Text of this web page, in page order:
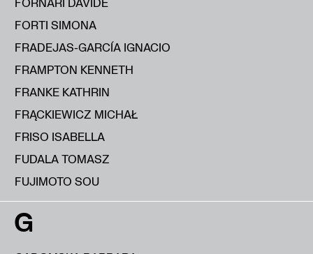
FORTI SIMONA
FRADEJAS-GARCÍA IGNACIO
FRAMPTON KENNETH
FRANKE KATHRIN
FRĄCKIEWICZ MICHAŁ
FRISO ISABELLA
FUDALA TOMASZ
FUJIMOTO SOU
G